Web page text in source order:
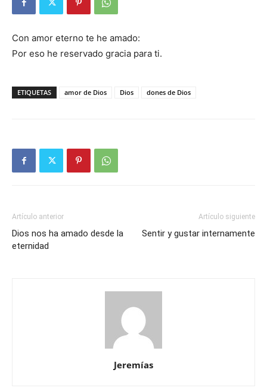
Con amor eterno te he amado:
Por eso he reservado gracia para ti.
ETIQUETAS amor de Dios Dios dones de Dios
Artículo anterior
Dios nos ha amado desde la
eternidad
Artículo siguiente
Sentir y gustar internamente
Jeremías